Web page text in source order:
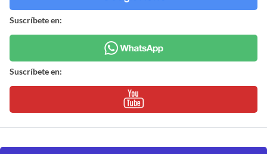
Suscríbete en:
Suscríbete en: